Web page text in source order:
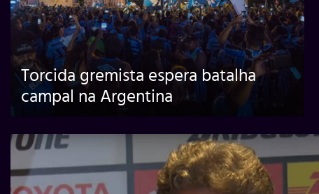
Torcida gremista espera batalha
campal na Argentina